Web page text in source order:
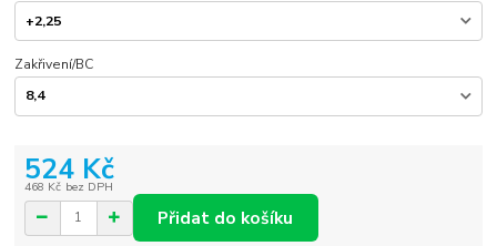
Zakřivení/BC
524 Kč
468 Kč bez DPH
Přidat do košíku